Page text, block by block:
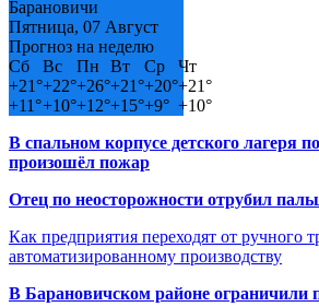
Барановичи
Пятница, 07 Август
Прогноз на неделю
Сб
Вс Пн Вт Ср
Чт
+21°+22°+26°+21°+20°+21°
+11°+10°+12°+15°+9° +10°
В спальном корпусе детского лагеря
произошёл пожар
Отец по неосторожности отрубил
Как предприятия переходят от ручного
автоматизированному производству
В Барановичском районе ограничили